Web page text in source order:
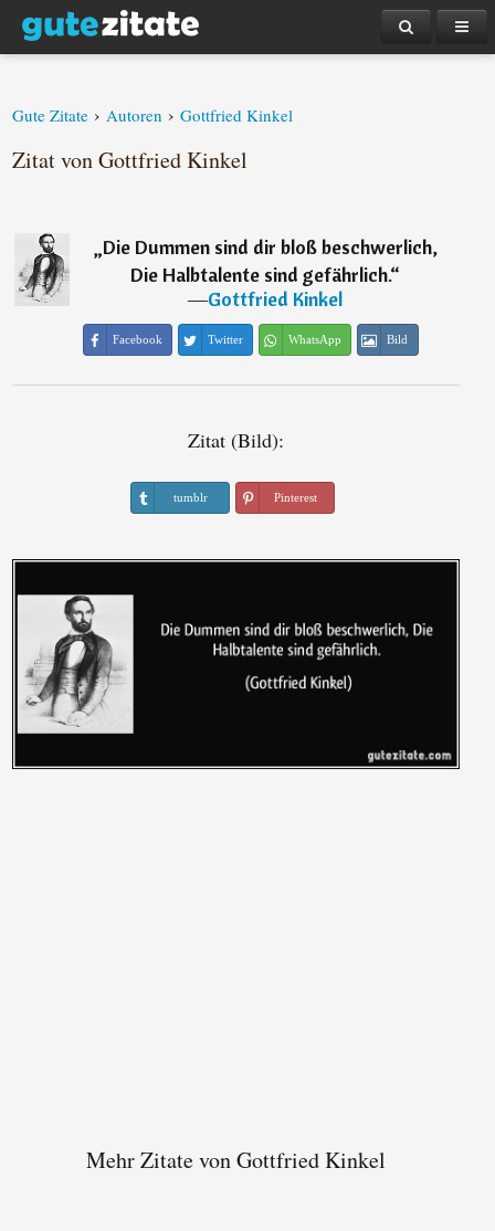
Gute Zitate › Autoren › Gottfried Kinkel
Zitat von Gottfried Kinkel
„Die Dummen sind dir bloß beschwerlich,
Die Halbtalente sind gefährlich.“
―Gottfried Kinkel
Facebook Twitter WhatsApp Bild
Zitat (Bild):
tumblr Pinterest
Mehr Zitate von Gottfried Kinkel